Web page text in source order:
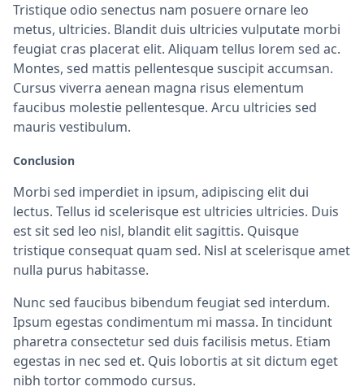
Tristique odio senectus nam posuere ornare leo
metus, ultricies. Blandit duis ultricies vulputate morbi
feugiat cras placerat elit. Aliquam tellus lorem sed ac.
Montes, sed mattis pellentesque suscipit accumsan.
Cursus viverra aenean magna risus elementum
faucibus molestie pellentesque. Arcu ultricies sed
mauris vestibulum.
Conclusion
Morbi sed imperdiet in ipsum, adipiscing elit dui
lectus. Tellus id scelerisque est ultricies ultricies. Duis
est sit sed leo nisl, blandit elit sagittis. Quisque
tristique consequat quam sed. Nisl at scelerisque amet
nulla purus habitasse.
Nunc sed faucibus bibendum feugiat sed interdum.
Ipsum egestas condimentum mi massa. In tincidunt
pharetra consectetur sed duis facilisis metus. Etiam
egestas in nec sed et. Quis lobortis at sit dictum eget
nibh tortor commodo cursus.